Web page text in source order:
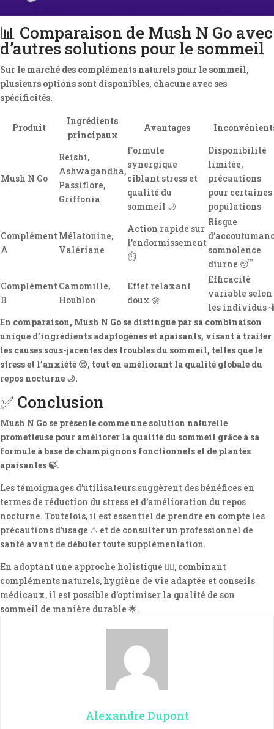
📊 Comparaison de Mush N Go avec
d’autres solutions pour le sommeil
Sur le marché des compléments naturels pour le sommeil,
plusieurs options sont disponibles, chacune avec ses
spécificités.
Produit
Ingrédients
principaux
Avantages
Mush N Go
Reishi,
Ashwagandha,
Passiflore,
Griffonia
Formule
synergique
ciblant stress et
qualité du
sommeil 🌙
Disponibilité
limitée,
précautions
pour certaines
populations
Complément
A
Mélatonine,
Valériane
Action rapide sur
l’endormissement
⏱️
Risque
somnolence
diurne 😴
Complément
B
Camomille,
Houblon
Effet relaxant
doux 🌼
Efficacité
variable selon
les individus
En comparaison, Mush N Go se distingue par sa combinaison
unique d’ingrédients adaptogènes et apaisants, visant à traiter
les causes sous-jacentes des troubles du sommeil, telles que le
stress et l’anxiété 😌, tout en améliorant la qualité globale du
repos nocturne 🌙.
✅ Conclusion
Mush N Go se présente comme une solution naturelle
prometteuse pour améliorer la qualité du sommeil grâce à sa
formule à base de champignons fonctionnels et de plantes
apaisantes 🍃.
Les témoignages d’utilisateurs suggèrent des bénéfices en
termes de réduction du stress et d’amélioration du repos
nocturne. Toutefois, il est essentiel de prendre en compte les
précautions d’usage ⚠️ et de consulter un professionnel de
santé avant de débuter toute supplémentation.
En adoptant une approche holistique 🧘‍♀️, combinant
compléments naturels, hygiène de vie adaptée et conseils
médicaux, il est possible d’optimiser la qualité de son
sommeil de manière durable 🌟.
Alexandre Dupont